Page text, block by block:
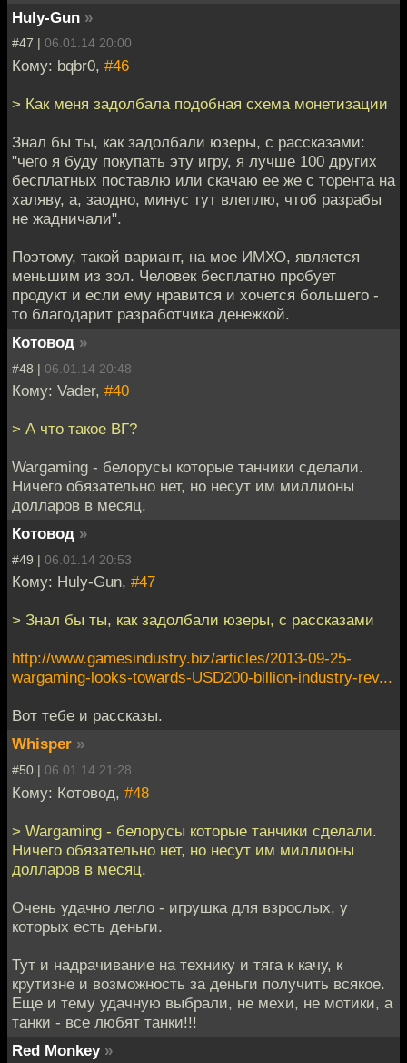
Huly-Gun »
#47 | 06.01.14 20:00
Кому: bqbr0, #46
> Как меня задолбала подобная схема монетизации
Знал бы ты, как задолбали юзеры, с рассказами:
"чего я буду покупать эту игру, я лучше 100 других
бесплатных поставлю или скачаю ее же с торента на
халяву, а, заодно, минус тут влеплю, чтоб разрабы
не жадничали".
Поэтому, такой вариант, на мое ИМХО, является
меньшим из зол. Человек бесплатно пробует
продукт и если ему нравится и хочется большего -
то благодарит разработчика денежкой.
Котовод »
#48 | 06.01.14 20:48
Кому: Vader, #40
> А что такое ВГ?
Wargaming - белорусы которые танчики сделали.
Ничего обязательно нет, но несут им миллионы
долларов в месяц.
Котовод »
#49 | 06.01.14 20:53
Кому: Huly-Gun, #47
> Знал бы ты, как задолбали юзеры, с рассказами
http://www.gamesindustry.biz/articles/2013-09-25-
wargaming-looks-towards-USD200-billion-industry-rev...
Вот тебе и рассказы.
Whisper »
#50 | 06.01.14 21:28
Кому: Котовод, #48
> Wargaming - белорусы которые танчики сделали.
Ничего обязательно нет, но несут им миллионы
долларов в месяц.
Очень удачно легло - игрушка для взрослых, у
которых есть деньги.
Тут и надрачивание на технику и тяга к качу, к
крутизне и возможность за деньги получить всякое.
Еще и тему удачную выбрали, не мехи, не мотики, а
танки - все любят танки!!!
Red Monkey »